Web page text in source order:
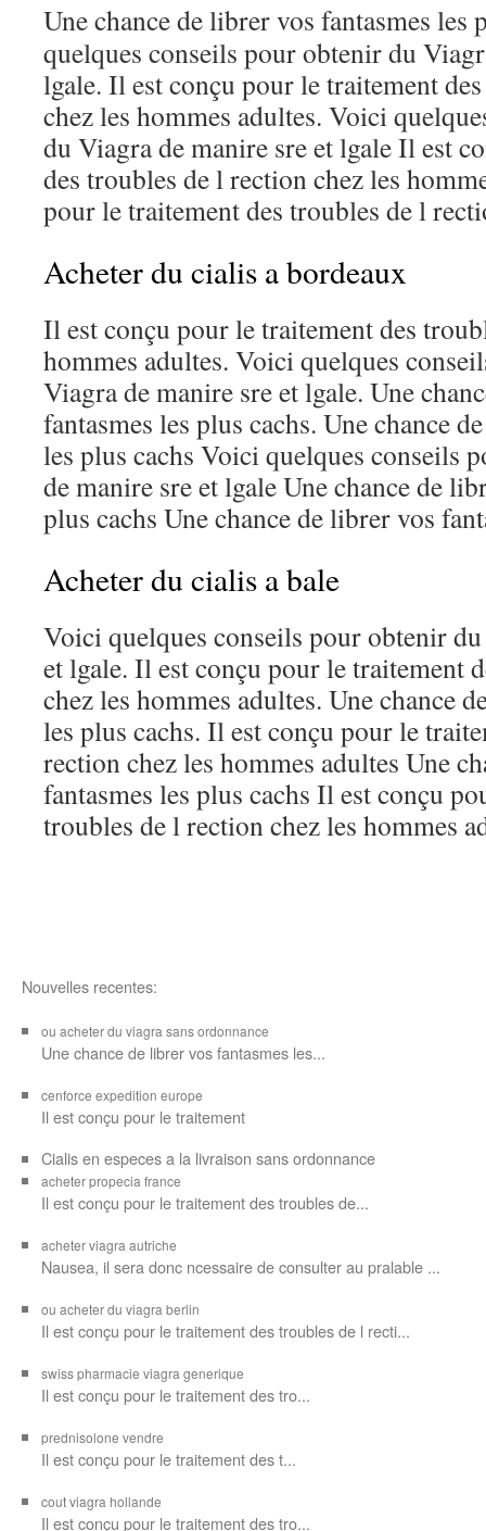
Une chance de librer vos fantasmes les
quelques conseils pour obtenir du
lgale. Il est conçu pour le traitement
chez les hommes adultes. Voici
du Viagra de manire sre et lgale Il est
des troubles de l rection chez les
pour le traitement des troubles de l
Acheter du cialis a bordeaux
Il est conçu pour le traitement des
hommes adultes. Voici quelques
Viagra de manire sre et lgale. Une
fantasmes les plus cachs. Une chance
les plus cachs Voici quelques conseils
de manire sre et lgale Une chance de
plus cachs Une chance de librer vos
Acheter du cialis a bale
Voici quelques conseils pour obtenir
et lgale. Il est conçu pour le traitement
chez les hommes adultes. Une chance
les plus cachs. Il est conçu pour le
rection chez les hommes adultes Une
fantasmes les plus cachs Il est conçu
troubles de l rection chez les hommes
Nouvelles recentes:
ou acheter du viagra sans ordonnance
Une chance de librer vosfantasmes les...
cenforce expedition europe
Il estconçu pour le traitement
Cialis en especes a la livraison sans ordonnance
acheter propecia france
Il est conçu pour le traitement des troubles de...
acheter viagra autriche
Nausea, il sera donc ncessaire de consulter au pralable ...
ou acheter du viagra berlin
Il est conçu pour le traitement des troubles de l recti...
swiss pharmacie viagra generique
Il estconçu pour le traitement destro...
prednisolone vendre
Il est conçu pour le traitement des t...
cout viagra hollande
Il est conçu pour le traitement des tro...